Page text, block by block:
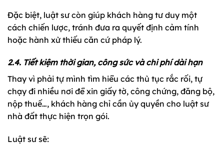
Đặc biệt, luật sư còn giúp khách hàng tư duy một
cách chiến lược, tránh đưa ra quyết định cảm tính
hoặc hành xử thiếu căn cứ pháp lý.
2.4. Tiết kiệm thời gian, công sức và chi phí dài hạn
Thay vì phải tự mình tìm hiểu các thủ tục rắc rối, tự
chạy đi nhiều nơi để xin giấy tờ, công chứng, đăng bộ,
nộp thuế…, khách hàng chỉ cần ủy quyền cho luật sư
nhà đất thực hiện trọn gói.
Luật sư sẽ: